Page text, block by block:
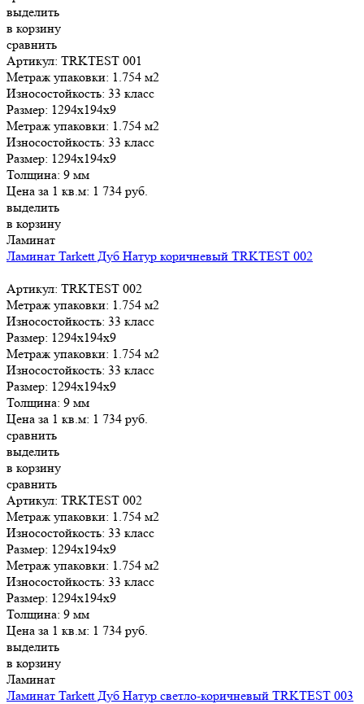
выделить
в корзину
сравнить
Артикул: TRKTEST 001
Метраж упаковки: 1.754 м2
Износостойкость: 33 класс
Размер: 1294x194x9
Метраж упаковки: 1.754 м2
Износостойкость: 33 класс
Размер: 1294x194x9
Толщина: 9 мм
Цена за 1 кв.м: 1 734 руб.
выделить
в корзину
Ламинат
Ламинат Tarkett Дуб Натур коричневый TRKTEST 002
Артикул: TRKTEST 002
Метраж упаковки: 1.754 м2
Износостойкость: 33 класс
Размер: 1294x194x9
Метраж упаковки: 1.754 м2
Износостойкость: 33 класс
Размер: 1294x194x9
Толщина: 9 мм
Цена за 1 кв.м: 1 734 руб.
сравнить
выделить
в корзину
сравнить
Артикул: TRKTEST 002
Метраж упаковки: 1.754 м2
Износостойкость: 33 класс
Размер: 1294x194x9
Метраж упаковки: 1.754 м2
Износостойкость: 33 класс
Размер: 1294x194x9
Толщина: 9 мм
Цена за 1 кв.м: 1 734 руб.
выделить
в корзину
Ламинат
Ламинат Tarkett Дуб Натур светло-коричневый TRKTEST 003